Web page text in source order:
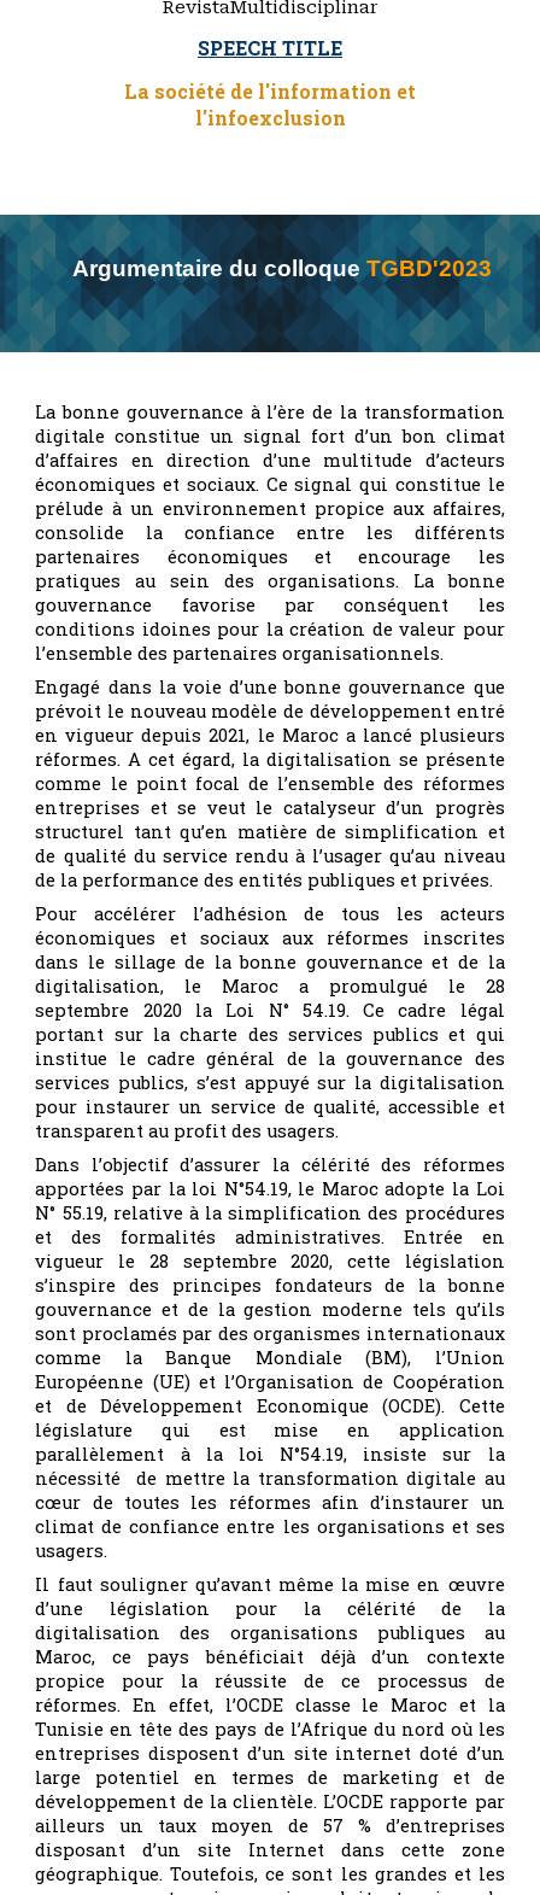
RevistaMultidisciplinar
SPEECH TITLE
La société de l'information et
l'infoexclusion
Argumentaire du colloque TGBD'2023
La bonne gouvernance à l’ère de la transformation
digitale constitue un signal fort d’un bon climat
d’affaires en direction d’une multitude d’acteurs
économiques et sociaux. Ce signal qui constitue le
prélude à un environnement propice aux affaires,
consolide la confiance entre les différents
partenaires économiques et encourage les
pratiques au sein des organisations. La bonne
gouvernance favorise par conséquent les
conditions idoines pour la création de valeur pour
l’ensemble des partenaires organisationnels.
Engagé dans la voie d’une bonne gouvernance que
prévoit le nouveau modèle de développement entré
en vigueur depuis 2021, le Maroc a lancé plusieurs
réformes. A cet égard, la digitalisation se présente
comme le point focal de l’ensemble des réformes
entreprises et se veut le catalyseur d’un progrès
structurel tant qu’en matière de simplification et
de qualité du service rendu à l’usager qu’au niveau
de la performance des entités publiques et privées.
Pour accélérer l’adhésion de tous les acteurs
économiques et sociaux aux réformes inscrites
dans le sillage de la bonne gouvernance et de la
digitalisation, le Maroc a promulgué le 28
septembre 2020 la Loi N° 54.19. Ce cadre légal
portant sur la charte des services publics et qui
institue le cadre général de la gouvernance des
services publics, s’est appuyé sur la digitalisation
pour instaurer un service de qualité, accessible et
transparent au profit des usagers.
Dans l’objectif d’assurer la célérité des réformes
apportées par la loi N°54.19, le Maroc adopte la Loi
N° 55.19, relative à la simplification des procédures
et des formalités administratives. Entrée en
vigueur le 28 septembre 2020, cette législation
s’inspire des principes fondateurs de la bonne
gouvernance et de la gestion moderne tels qu’ils
sont proclamés par des organismes internationaux
comme la Banque Mondiale (BM), l’Union
Européenne (UE) et l’Organisation de Coopération
et de Développement Economique (OCDE). Cette
législature qui est mise en application
parallèlement à la loi N°54.19, insiste sur la
nécessité de mettre la transformation digitale au
cœur de toutes les réformes afin d’instaurer un
climat de confiance entre les organisations et ses
usagers.
Il faut souligner qu’avant même la mise en œuvre
d’une législation pour la célérité de la
digitalisation des organisations publiques au
Maroc, ce pays bénéficiait déjà d’un contexte
propice pour la réussite de ce processus de
réformes. En effet, l’OCDE classe le Maroc et la
Tunisie en tête des pays de l’Afrique du nord où les
entreprises disposent d’un site internet doté d’un
large potentiel en termes de marketing et de
développement de la clientèle. L’OCDE rapporte par
ailleurs un taux moyen de 57 % d’entreprises
disposant d’un site Internet dans cette zone
géographique. Toutefois, ce sont les grandes et les